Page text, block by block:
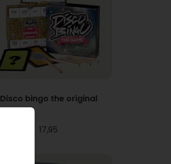
Disco bingo the original
17,95